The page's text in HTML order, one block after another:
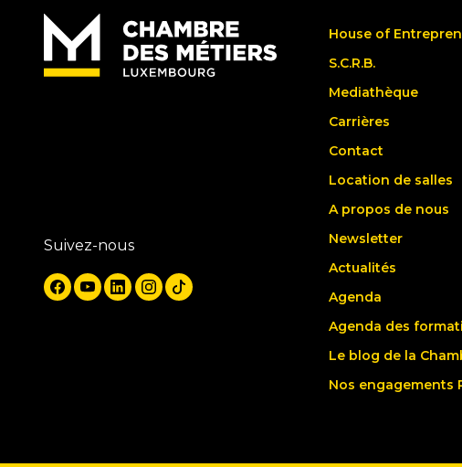
Suivez-nous
House of
S.C.R.B.
Mediathèque
Carrières
Contact
Location de salles
A propos de nous
Newsletter
Actualités
Agenda
Agenda des
Le blog de la
Nos engagements